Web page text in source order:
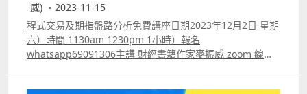
威) ・2023-11-15
程式交易及期指盤路分析免費講座日期2023年12月2日 星期
六）時間 1130am 1230pm 1小時）報名
whatsapp69091306主講 財經書籍作家麥振威 zoom 線上